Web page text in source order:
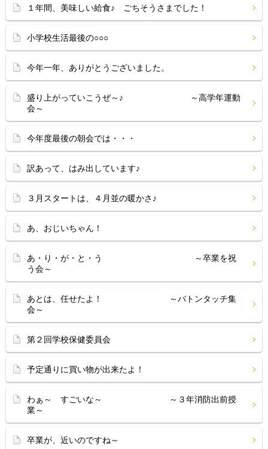
１年間、美味しい給食♪ ごちそうさまでした！
小学校生活最後の○○○
今年一年、ありがとうございました。
盛り上がっていこうぜ～♪ ～高学年運動
会～
今年度最後の朝会では・・・
訳あって、はみ出しています♪
３月スタートは、４月並の暖かさ♪
あ、おじいちゃん！
あ・り・が・と・う ～卒業を祝
う会～
あとは、任せたよ！ ～バトンタッチ集
会～
第２回学校保健委員会
予定通りに買い物が出来たよ！
わぁ～ すごいな～ ～３年消防出前授
業～
卒業が、近いのですね～